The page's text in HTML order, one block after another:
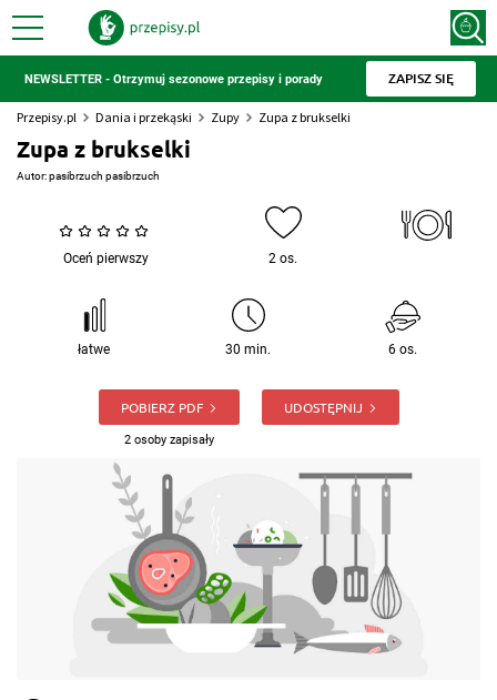
NEWSLETTER - Otrzymuj sezonowe przepisy i porady ZAPISZ SIĘ
Przepisy.pl Dania i przekąski Zupy Zupa z brukselki
Zupa z brukselki
Autor:pasibrzuch pasibrzuch
Oceń pierwszy 2 os.
łatwe 30 min. 6 os.
POBIERZ PDF
2 osoby zapisały
UDOSTĘPNIJ